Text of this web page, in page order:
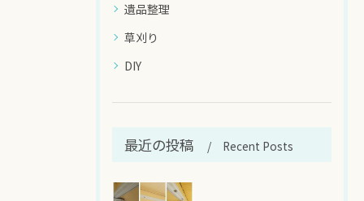
遺品整理
草刈り
DIY
最近の投稿 Recent Posts